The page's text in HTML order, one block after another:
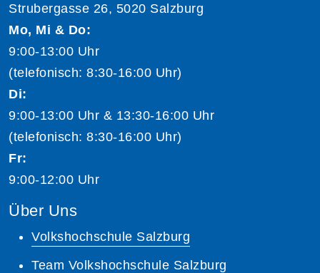
Strubergasse 26, 5020 Salzburg
Mo, Mi & Do:
9:00-13:00 Uhr
(telefonisch: 8:30-16:00 Uhr)
Di:
9:00-13:00 Uhr & 13:30-16:00 Uhr
(telefonisch: 8:30-16:00 Uhr)
Fr:
9:00-12:00 Uhr
Über Uns
Volkshochschule Salzburg
Team Volkshochschule Salzburg